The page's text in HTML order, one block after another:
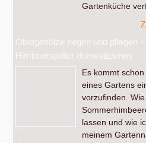
Gartenküche
Obstgehölze hegen und pflegen
Himbeerspalier domestizieren
Es kommt
eines Gartens
vorzufinden.
lassen und wie
meinem